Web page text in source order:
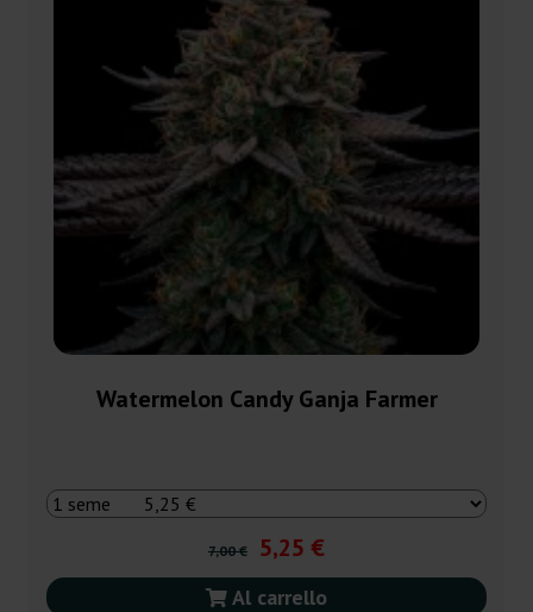
Watermelon Candy Ganja Farmer
7,00 € 5,25 €
Al carrello